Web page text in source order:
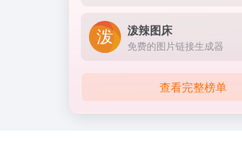
泼辣图床
免费的图片链接生成器
查看完整榜单